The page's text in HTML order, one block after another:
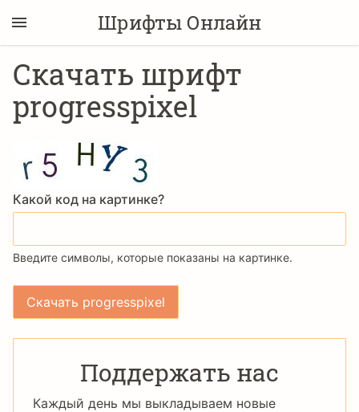
Шрифты Онлайн
Скачать шрифт
progresspixel
Какой код на картинке?
Введите символы, которые показаны на картинке.
Поддержать нас
Каждый день мы выкладываем новые